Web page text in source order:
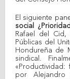
El siguiente
social
Rafael del Cid,
Públicas del
Hondureña de
sindical.
por Alejandro